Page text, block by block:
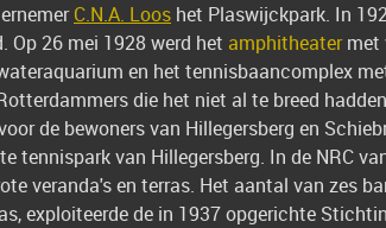
C.N.A. Loos het Plaswijckpark. In
Op 26 mei 1928 werd het amphitheatermet
en het tennisbaancomplex
die het niet al te breed
de bewoners van Hillegersberg en
tennispark van Hillegersberg. In de NRC
veranda's en terras. Het aantal van zes
exploiteerde de in 1937 opgerichte